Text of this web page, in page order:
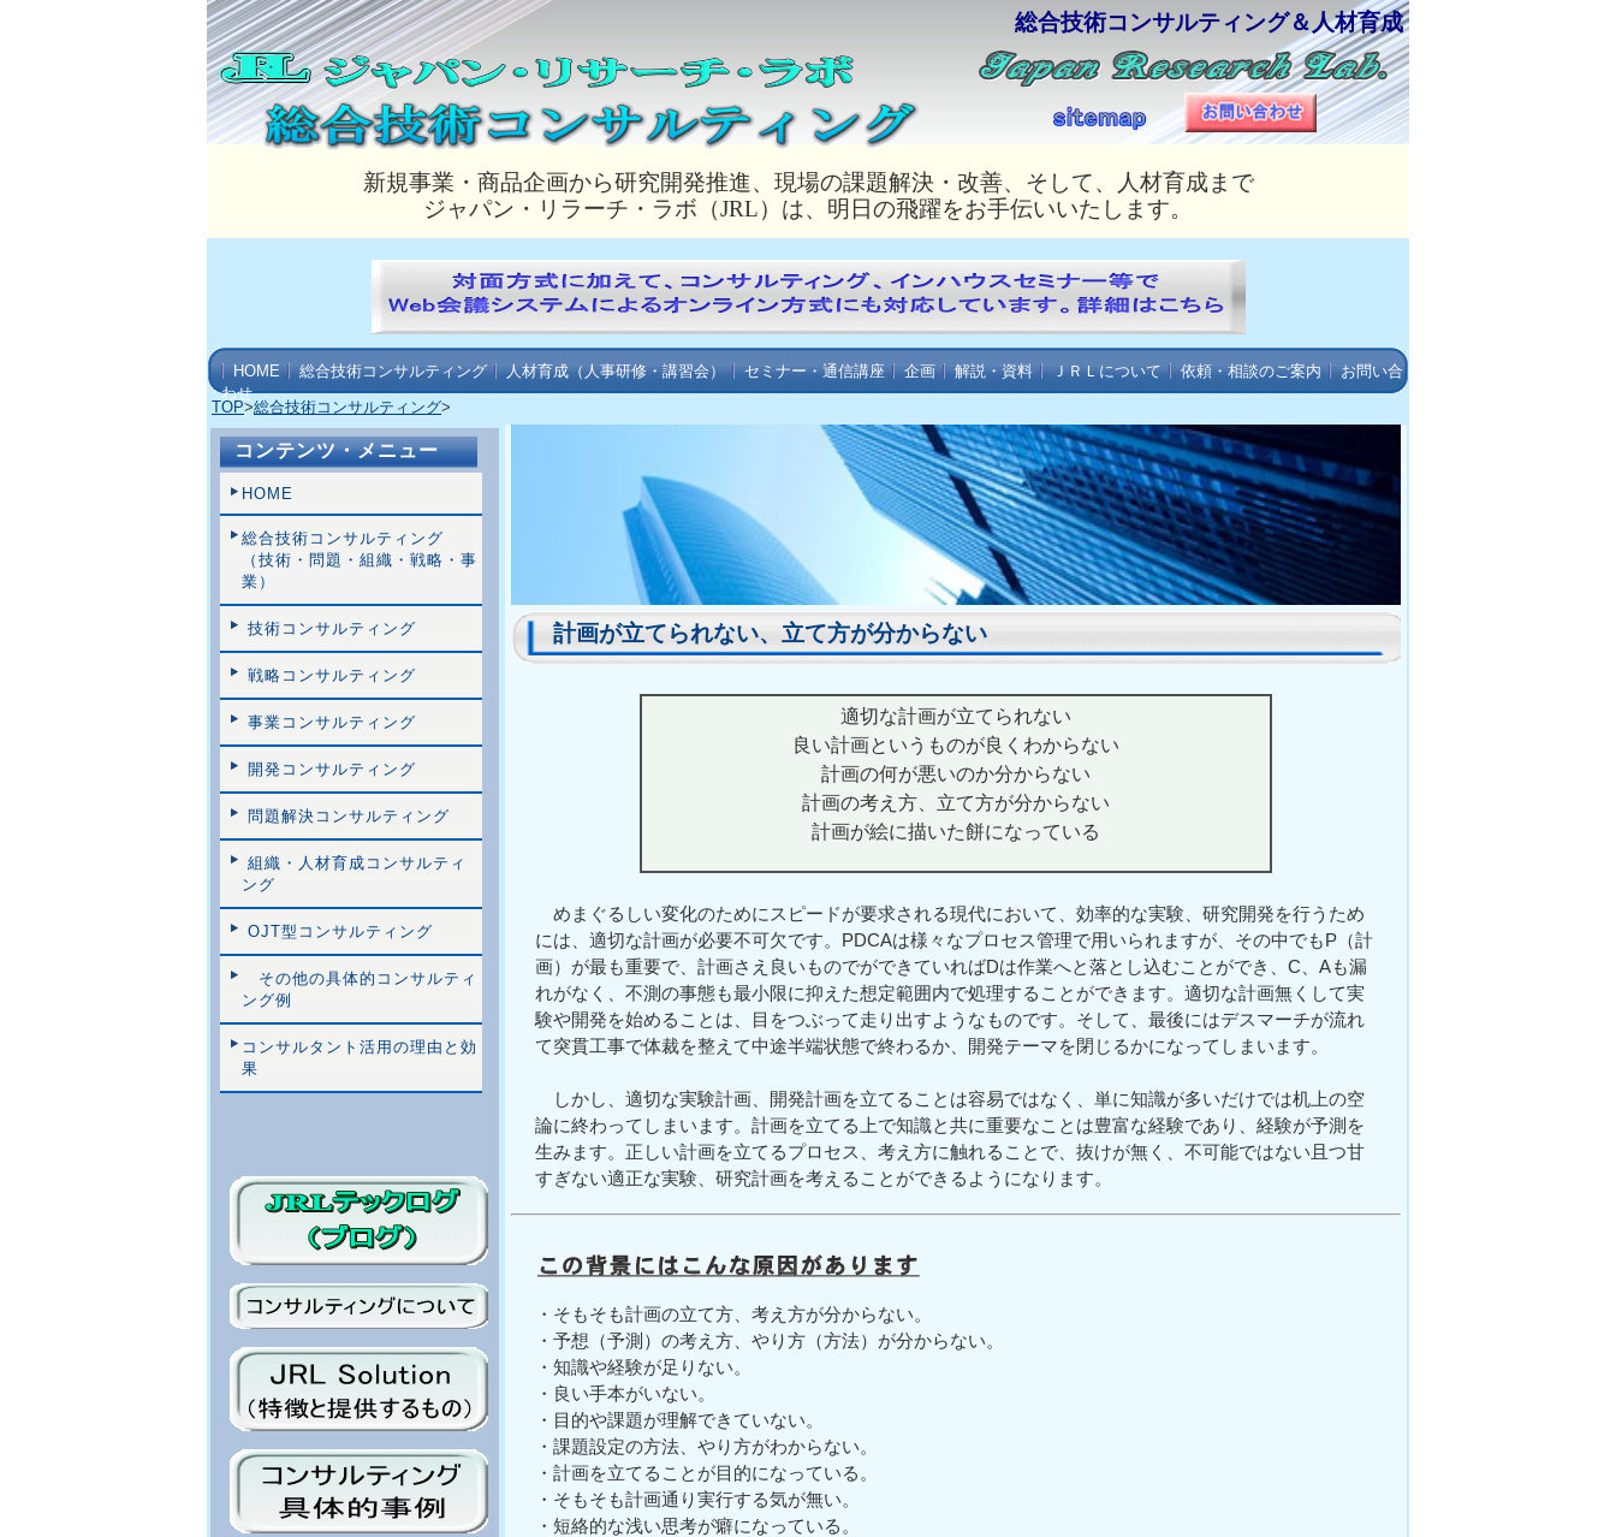
総合技術コンサルティング＆人材育成
新規事業・商品企画から研究開発推進、現場の課題解決・改善、そして、人材育成まで
ジャパン・リラーチ・ラボ（JRL）は、明日の飛躍をお手伝いいたします。
HOME 総合技術コンサルティング 人材育成（人事研修・講習会） セミナー・通信講座 企画 解説・資料 ＪＲＬについて 依頼・相談のご案内
お問い合
わせ
TOP>総合技術コンサルティング>
計画が立てられない、立て方が分からない
適切な計画が立てられない
良い計画というものが良くわからない
計画の何が悪いのか分からない
計画の考え方、立て方が分からない
計画が絵に描いた餅になっている
めまぐるしい変化のためにスピードが要求される現代において、効率的な実験、研究開発を行うため
には、適切な計画が必要不可欠です。PDCAは様々なプロセス管理で用いられますが、その中でもP（計
画）が最も重要で、計画さえ良いものでができていればDは作業へと落とし込むことができ、C、Aも漏
れがなく、不測の事態も最小限に抑えた想定範囲内で処理することができます。適切な計画無くして実
験や開発を始めることは、目をつぶって走り出すようなものです。そして、最後にはデスマーチが流れ
て突貫工事で体裁を整えて中途半端状態で終わるか、開発テーマを閉じるかになってしまいます。
しかし、適切な実験計画、開発計画を立てることは容易ではなく、単に知識が多いだけでは机上の空
論に終わってしまいます。計画を立てる上で知識と共に重要なことは豊富な経験であり、経験が予測を
生みます。正しい計画を立てるプロセス、考え方に触れることで、抜けが無く、不可能ではない且つ甘
すぎない適正な実験、研究計画を考えることができるようになります。
・そもそも計画の立て方、考え方が分からない。
・予想（予測）の考え方、やり方（方法）が分からない。
・知識や経験が足りない。
・良い手本がいない。
・目的や課題が理解できていない。
・課題設定の方法、やり方がわからない。
・計画を立てることが目的になっている。
・そもそも計画通り実行する気が無い。
・短絡的な浅い思考が癖になっている。
コンテンツ・メニュー
HOME
総合技術コンサルティング
（技術・問題・組織・戦略・事
業）
技術コンサルティング
戦略コンサルティング
事業コンサルティング
開発コンサルティング
問題解決コンサルティング
組織・人材育成コンサルティ
ング
OJT型コンサルティング
その他の具体的コンサルティ
ング例
コンサルタント活用の理由と効
果